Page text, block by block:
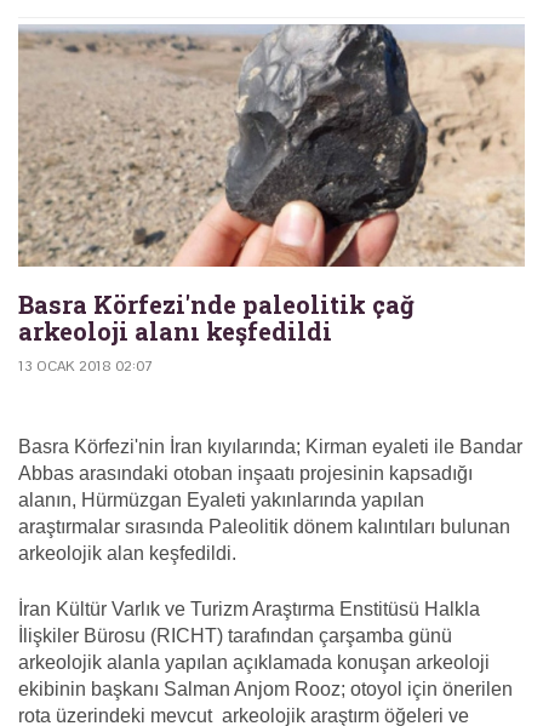
Basra Körfezi'nde paleolitik çağ
arkeoloji alanı keşfedildi
13 OCAK 2018 02:07
Basra Körfezi'nin İran kıyılarında; Kirman eyaleti ile Bandar
Abbas arasındaki otoban inşaatı projesinin kapsadığı
alanın, Hürmüzgan Eyaleti yakınlarında yapılan
araştırmalar sırasında Paleolitik dönem kalıntıları bulunan
arkeolojik alan keşfedildi.
İran Kültür Varlık ve Turizm Araştırma Enstitüsü Halkla
İlişkiler Bürosu (RICHT) tarafından çarşamba günü
arkeolojik alanla yapılan açıklamada konuşan arkeoloji
ekibinin başkanı Salman Anjom Rooz; otoyol için önerilen
rota üzerindeki mevcut arkeolojik araştırm öğeleri ve